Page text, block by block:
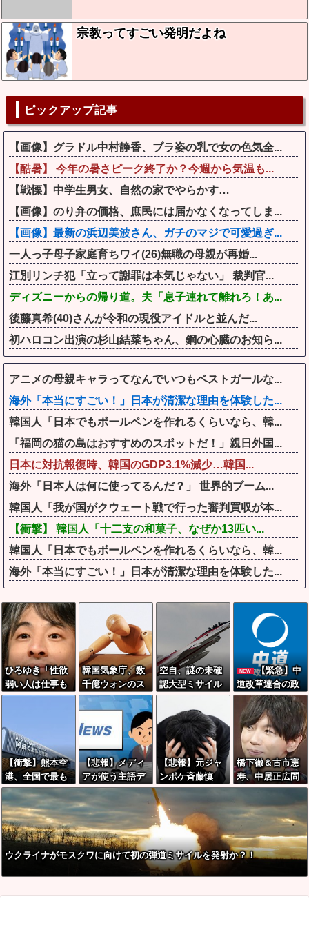
宗教ってすごい発明だよね
ピックアップ記事
【画像】グラドル中村静香、ブラ姿の乳で女の色気全...
【酷暑】 今年の暑さピーク終了か？今週から気温も...
【戦慄】中学生男女、自然の家でやらかす…
【画像】のり弁の価格、庶民には届かなくなってしま...
【画像】最新の浜辺美波さん、ガチのマジで可愛過ぎ...
一人っ子母子家庭育ちワイ(26)無職の母親が再婚...
江別リンチ犯「立って謝罪は本気じゃない」 裁判官...
ディズニーからの帰り道。夫「息子連れて離れろ！あ...
後藤真希(40)さんが令和の現役アイドルと並んだ...
初ハロコン出演の杉山結菜ちゃん、鋼の心臓のお知ら...
アニメの母親キャラってなんでいつもベストガールな...
海外「本当にすごい！」日本が清潔な理由を体験した...
韓国人「日本でもボールペンを作れるくらいなら、韓...
「福岡の猫の島はおすすめのスポットだ！」親日外国...
日本に対抗報復時、韓国のGDP3.1%減少…韓国...
海外「日本人は何に使ってるんだ？」 世界的ブーム...
韓国人「我が国がクウェート戦で行った審判買収が本...
【衝撃】 韓国人「十二支の和菓子、なぜか13匹い...
韓国人「日本でもボールペンを作れるくらいなら、韓...
海外「本当にすごい！」日本が清潔な理由を体験した...
ひろゆき「性欲
弱い人は仕事も
頑張らないので
韓国気象庁、数
千億ウォンのス
パコン＋AI導入
→天気予報が外
れまくるｗｗｗ
空自、謎の未確
認大型ミサイル
を搭載しテスト
飛行…「25式地
対艦誘導弾」空
中発射型が初め
て姿を見せた！
NEW
【緊急】中
道改革連合の政
党支持率1.7％を
記録「野党の6番
手に沈む」
【衝撃】熊本空
港、全国で最も
米軍機が来る空
港になっていた
【悲報】メディ
アが使う主語デ
カ言葉の正体、
ガチでこれだっ
たｗｗｗｗ
【悲報】元ジャ
ンポケ斉藤慎
二、ガチで『限
界寸前』になっ
てしま
う・・・・・
橋下徹＆古市憲
寿、中居正広問
題でフジ第三者
委員会を批判
ウクライナがモスクワに向けて初の弾道ミサイルを発射か？！